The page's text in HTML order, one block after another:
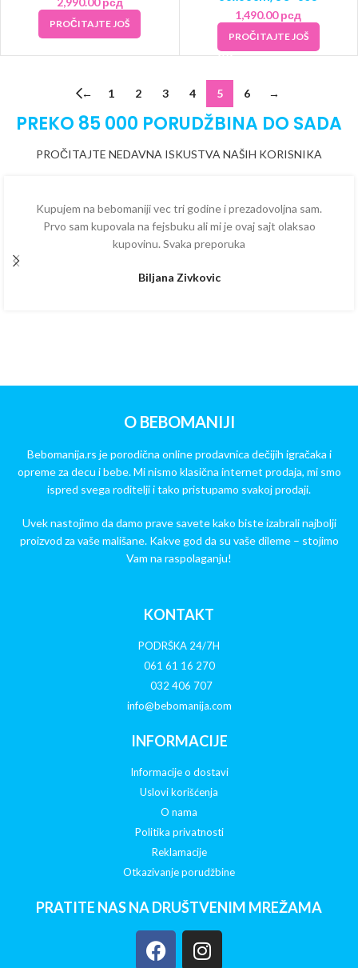
PROČITAJTE JOŠ
1,490.00рсд
PROČITAJTE JOŠ
← 1 2 3 4 5 6 →
PREKO 85 000 PORUDŽBINA DO SADA
PROČITAJTE NEDAVNA ISKUSTVA NAŠIH KORISNIKA
Kupujem na bebomaniji vec tri godine i prezadovoljna sam.
Prvo sam kupovala na fejsbuku ali mi je ovaj sajt olaksao
kupovinu. Svaka preporuka
Biljana Zivkovic
O BEBOMANIJI
Bebomanija.rs je porodična online prodavnica dečijih igračaka i
opreme za decu i bebe. Mi nismo klasična internet prodaja, mi smo
ispred svega roditelji i tako pristupamo svakoj prodaji.
Uvek nastojimo da damo prave savete kako biste izabrali najbolji
proizvod za vaše mališane. Kakve god da su vaše dileme – stojimo
Vam na raspolaganju!
KONTAKT
PODRŠKA 24/7H
061 61 16 270
032 406 707
info@bebomanija.com
INFORMACIJE
Informacije o dostavi
Uslovi korišćenja
O nama
Politika privatnosti
Reklamacije
Otkazivanje porudžbine
PRATITE NAS NA DRUŠTVENIM MREŽAMA